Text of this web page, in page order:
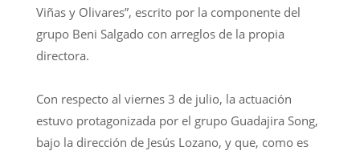
Viñas y Olivares”, escrito por la componente del
grupo Beni Salgado con arreglos de la propia
directora.
Con respecto al viernes 3 de julio, la actuación
estuvo protagonizada por el grupo Guadajira Song,
bajo la dirección de Jesús Lozano, y que, como es